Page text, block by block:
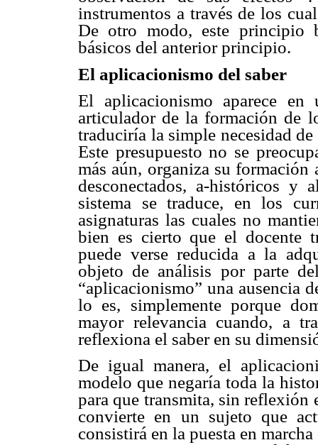
instrumentos a través de los
De otro modo, este principio
básicos del anterior principio.
El aplicacionismo del saber
El aplicacionismo aparece
articulador de la formación de
traduciría la simple necesidad
Este presupuesto no se
más aún, organiza su
desconectados, a-históricos y
sistema se traduce, en los
asignaturas las cuales no
bien es cierto que el docente
puede verse reducida a la
objeto de análisis por parte
“aplicacionismo” una ausencia
lo es, simplemente porque
mayor relevancia cuando, a
reflexiona el saber en su
De igual manera, el
modelo que negaría toda la
para que transmita, sin reflexión
convierte en un sujeto que
consistirá en la puesta en